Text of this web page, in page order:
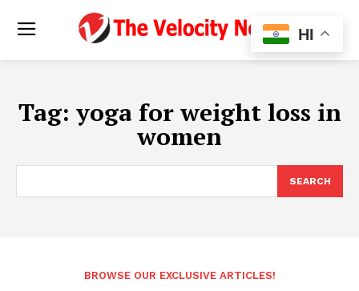
Tag: yoga for weight loss in
women
SEARCH
BROWSE OUR EXCLUSIVE ARTICLES!
HI